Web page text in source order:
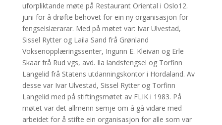
uforpliktande møte på Restaurant Oriental i Oslo12.
juni for å drøfte behovet for ein ny organisasjon for
fengselslærarar. Med på møtet var: Ivar Ulvestad,
Sissel Rytter og Laila Sand frå Grønland
Voksenopplæringssenter, Ingunn E. Kleivan og Erle
Skaar frå Rud vgs, avd. Ila landsfengsel og Torfinn
Langelid frå Statens utdanningskontor i Hordaland. Av
desse var Ivar Ulvestad, Sissel Rytter og Torfinn
Langelid med på stiftingsmøtet av FLIK i 1983. På
møtet var det allmenn semje om å gå vidare med
arbeidet for å stifte ein organisasjon for alle som var